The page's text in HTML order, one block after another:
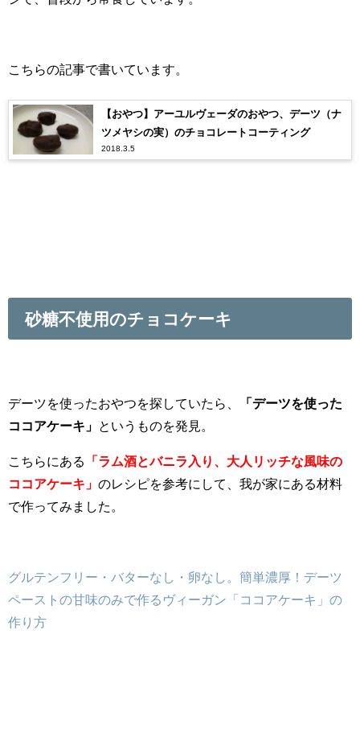
こちらの記事で書いています。
【おやつ】アーユルヴェーダのおやつ、デーツ（ナ
ツメヤシの実）のチョコレートコーティング
2018.3.5
砂糖不使用のチョコケーキ
デーツを使ったおやつを探していたら、
「デーツを使った
ココアケーキ」
というものを発見。
こちらにある
「ラム酒とバニラ入り、大人リッチな風味の
ココアケーキ」 のレシピを参考にして、我が家にある材料
で作ってみました。
グルテンフリー・バターなし・卵なし。簡単濃厚！デーツ
ペーストの甘味のみで作るヴィーガン「ココアケーキ」の
作り方